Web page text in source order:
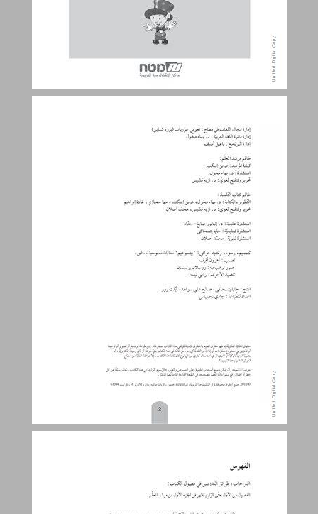
الفهرس ... 3
الفصل الخامس بعنوان "في المكتبة" ... 4